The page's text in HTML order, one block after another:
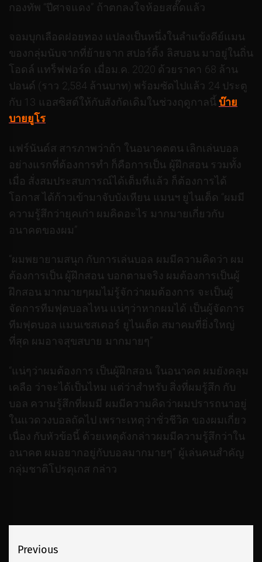
กองทัพ “ปีศาจแดง” ถ้าตกลงใจห้อยสตั๊ดแล้ว
จอมบุกเลือดฝอยทอง แปลงเป็นหนึ่งในลำแข้งคีย์แมน
ของกลุ่มนับจากที่ย้ายจาก สปอร์ติ้ง ลิสบอน มาอยู่ในถิ่น
โอดล์ แทร็ฟฟอร์ด เมื่อม.ค. 2020 ด้วยราคา 68 ล้าน
ปอนด์ (ราว 2,584 ล้านบาท) พร้อมซัดไปแล้ว 24 ประตู
กับ 13 แอสซิสต์ให้กับสังกัดเดิมในช่วงฤดูกาลนี้ บ๊าย
บายยูโร
แฟร์นันด์ส สารภาพว่าถ้า ในอนาคตตน เลิกเล่นบอล
อย่างแรกที่ต้องการทำ ก็คือการเป็น ผู้ฝึกสอน รวมทั้ง
เมื่อ สั่งสมประสบการณ์ได้เต็มที่แล้ว ก็ต้องการได้
โอกาส ได้ก้าวเข้ามาจับบังเหียน แมนฯ ยูไนเต็ด “ผมมี
ความรู้สึกว่ายุคเก่า ผมคิดอะไร มากมายเกี่ยวกับ
อนาคตของผม”
“ผมพยายามสนุก กับการเล่นบอล ผมมีความคิดว่า ผม
ต้องการเป็น ผู้ฝึกสอน บอกตามจริง ผมต้องการเป็นผู้
ฝึกสอน มากมายๆผมไม่รู้จักว่าผมต้องการ จะเป็นผู้
จัดการทีมฟุตบอลไหน แน่ๆว่าหากผมได้ เป็นผู้จัดการ
ทีมฟุตบอล แมนเชสเตอร์ ยูไนเต็ด สมาคมที่ยิ่งใหญ่
ที่สุด ผมอาจสุขสบาย มากมายๆ”
“แน่ๆว่าผมต้องการ เป็นผู้ฝึกสอน ในอนาคต ผมยังคลุม
เคลือ ว่าจะได้เป็นไหม แต่ว่าสำหรับ สิ่งที่ผมรู้สึก กับ
บอล ความรู้สึกที่ผมมี ผมมีความคิดว่าผมปรารถนาอยู่
ในแวดวงบอลถัดไป เพราะเหตุว่าชั่วชีวิต ของผมเกี่ยว
เนื่อง กับหัวข้อนี้ ด้วยเหตุดังกล่าวผมมีความรู้สึกว่าใน
อนาคต ผมอยากอยู่กับบอลมากมายๆ” ผู้เล่นคนสำคัญ
กลุ่มชาติโปรตุเกส กล่าว
เมนู
Previous